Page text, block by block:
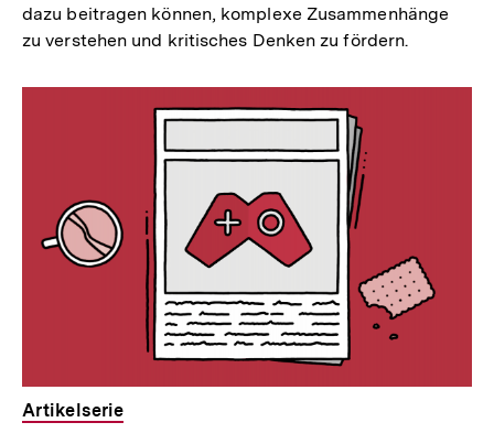
dazu beitragen können, komplexe Zusammenhänge
zu verstehen und kritisches Denken zu fördern.
Artikelserie